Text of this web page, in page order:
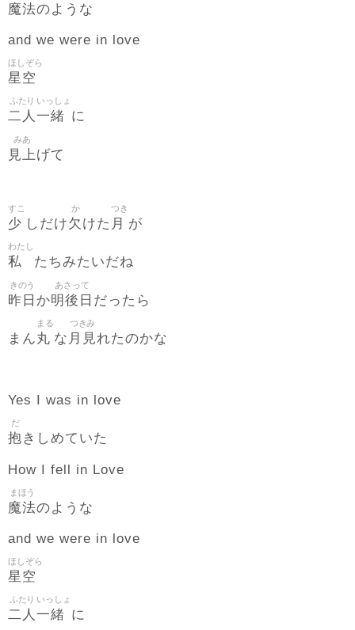
魔法のような
and we were in love
星空
ほしぞら
二人
ふたり
一緒
いっしょ
に
見上
みあ
げて
少
すこ
しだけ欠
か
けた 月
つき
が
私
わたし
たちみたいだね
昨日
きのう
か明後日
あさって
だったら
まん丸
まる
な 月見
つきみ
れたのかな
Yes I was in love
抱
だ
きしめていた
How I fell in Love
魔法
まほう
のような
and we were in love
星空
ほしぞら
二人
ふたり
一緒
いっしょ
に